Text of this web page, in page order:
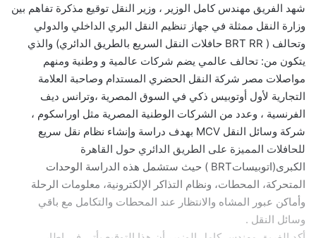
شهد الفريق مهندس كامل الوزير ، وزير النقل توقيع مذكرة تفاهم بين
وزارة النقل ممثلة في جهاز تنظيم النقل البري الداخلي والدولي
وتحالف ( BRT RR حافلات النقل السريع بالطريق الدائري) والذي
يتكون من: تحالف عالمي يضم شركات عالمية و وطنية ومنهم
مواصلات مصر شركة النقل الحضري المستدام وصاحبة العلامة
التجارية لأول أوتوبيس ذكي في السوق المصرية ،وترانس ديف
الفرنسية ، وعدد من الشركات الوطنية المصرية مثل اوراسكوم ،
شركة وسائل النقل MCV بهدف دراسة وإنشاء نظام نقل سريع
للحافلات المميزة على الطريق الدائري حول القاهرة
الكبرى(اتوبيساتBRT ) حيث ستشمل هذه الدراسة الوحدات
المتحركة، المحطات، ونظام التذاكر الإلكترونية، معلومات الرحلة
وأماكن عبور المشاه والانتظار عند المحطات والتكامل مع باقي
وسائل النقل .